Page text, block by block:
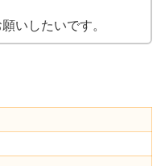
いしたいです。